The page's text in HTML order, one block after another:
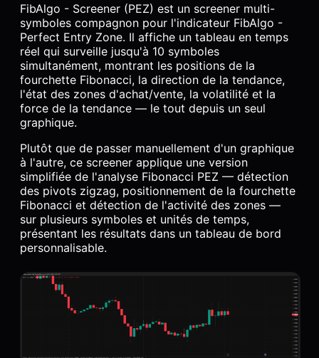
FibAlgo - Screener (PEZ) est un screener multi-
symboles compagnon pour l'indicateur FibAlgo -
Perfect Entry Zone. Il affiche un tableau en temps
réel qui surveille jusqu'à 10 symboles
simultanément, montrant les positions de la
fourchette Fibonacci, la direction de la tendance,
l'état des zones d'achat/vente, la volatilité et la
force de la tendance — le tout depuis un seul
graphique.
Plutôt que de passer manuellement d'un graphique
à l'autre, ce screener applique une version
simplifiée de l'analyse Fibonacci PEZ — détection
des pivots zigzag, positionnement de la fourchette
Fibonacci et détection de l'activité des zones —
sur plusieurs symboles et unités de temps,
présentant les résultats dans un tableau de bord
personnalisable.